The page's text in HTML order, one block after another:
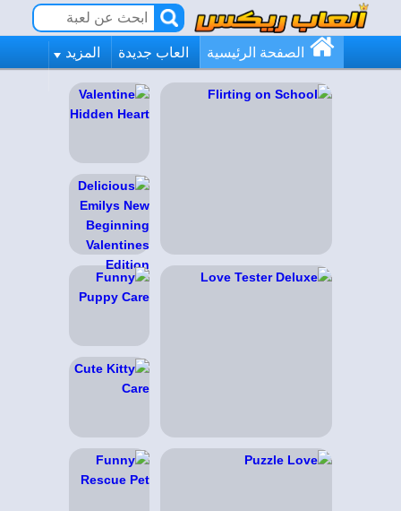
الصفحة الرئيسية العاب جديدة المزيد